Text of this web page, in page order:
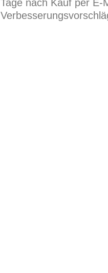
Tage nach Kauf per E-